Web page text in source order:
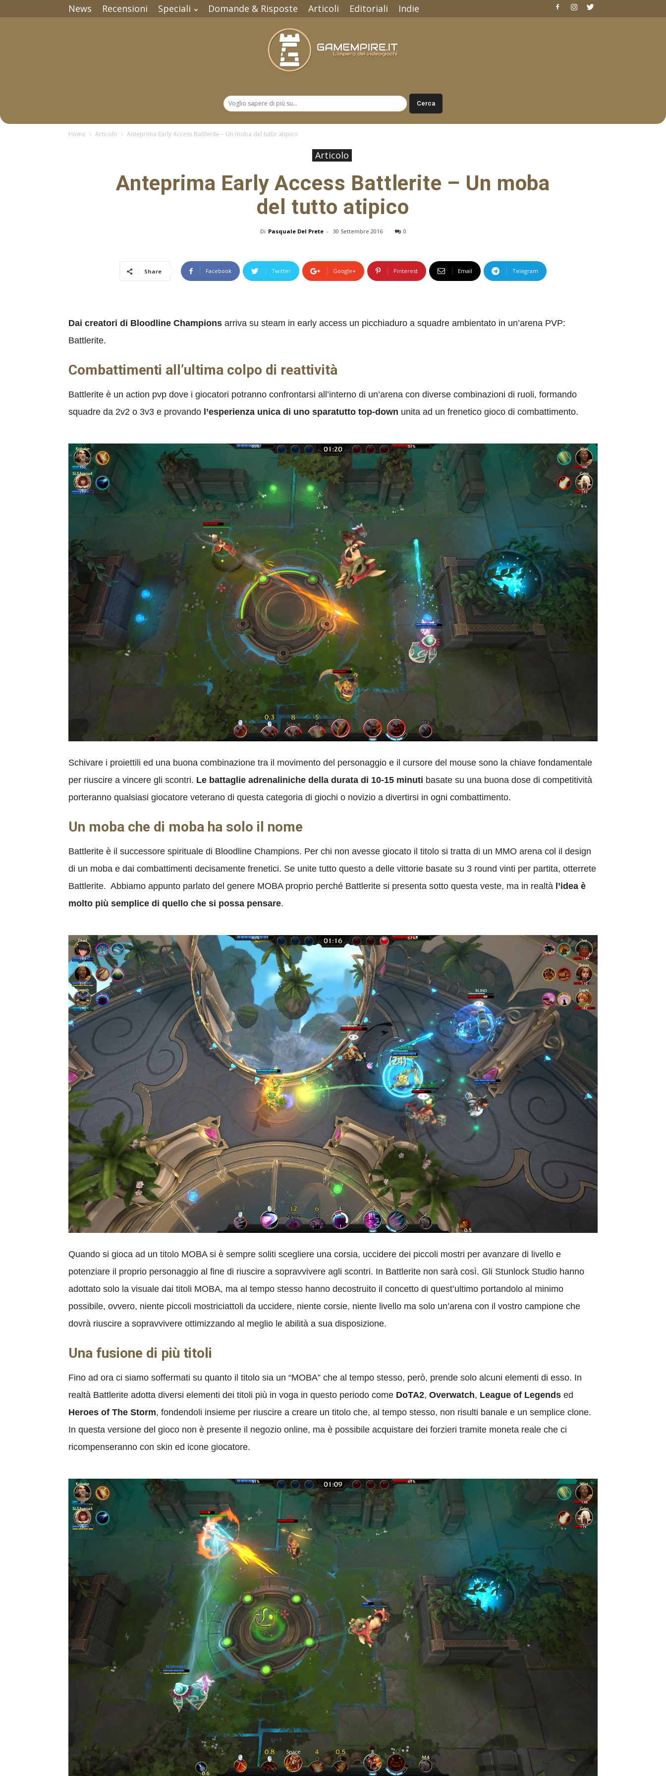
News Recensioni Speciali Domande & Risposte Articoli Editoriali Indie
Home Articolo Anteprima Early Access Battlerite – Un moba del tutto atipico
Articolo
Anteprima Early Access Battlerite – Un moba
del tutto atipico
Di Pasquale Del Prete - 30 Settembre 2016 0
Share Facebook Twitter Google+ Pinterest Email Telegram
Dai creatori di Bloodline Champions arriva su steam in early access un picchiaduro a squadre ambientato in un’arena PVP:
Battlerite.
Combattimenti all’ultima colpo di reattività
Battlerite è un action pvp dove i giocatori potranno confrontarsi all’interno di un’arena con diverse combinazioni di ruoli, formando
squadre da 2v2 o 3v3 e provando l’esperienza unica di uno sparatutto top-down unita ad un frenetico gioco di combattimento.
Schivare i proiettili ed una buona combinazione tra il movimento del personaggio e il cursore del mouse sono la chiave fondamentale
per riuscire a vincere gli scontri. Le battaglie adrenaliniche della durata di 10-15 minuti basate su una buona dose di competitività
porteranno qualsiasi giocatore veterano di questa categoria di giochi o novizio a divertirsi in ogni combattimento.
Un moba che di moba ha solo il nome
Battlerite è il successore spirituale di Bloodline Champions. Per chi non avesse giocato il titolo si tratta di un MMO arena col il design
di un moba e dai combattimenti decisamente frenetici. Se unite tutto questo a delle vittorie basate su 3 round vinti per partita, otterrete
Battlerite. Abbiamo appunto parlato del genere MOBA proprio perché Battlerite si presenta sotto questa veste, ma in realtà l’idea è
molto più semplice di quello che si possa pensare.
Quando si gioca ad un titolo MOBA si è sempre soliti scegliere una corsia, uccidere dei piccoli mostri per avanzare di livello e
potenziare il proprio personaggio al fine di riuscire a sopravvivere agli scontri. In Battlerite non sarà così. Gli Stunlock Studio hanno
adottato solo la visuale dai titoli MOBA, ma al tempo stesso hanno decostruito il concetto di quest’ultimo portandolo al minimo
possibile, ovvero, niente piccoli mostriciattoli da uccidere, niente corsie, niente livello ma solo un’arena con il vostro campione che
dovrà riuscire a sopravvivere ottimizzando al meglio le abilità a sua disposizione.
Una fusione di più titoli
Fino ad ora ci siamo soffermati su quanto il titolo sia un “MOBA” che al tempo stesso, però, prende solo alcuni elementi di esso. In
realtà Battlerite adotta diversi elementi dei titoli più in voga in questo periodo come DoTA2, Overwatch, League of Legends ed
Heroes of The Storm, fondendoli insieme per riuscire a creare un titolo che, al tempo stesso, non risulti banale e un semplice clone.
In questa versione del gioco non è presente il negozio online, ma è possibile acquistare dei forzieri tramite moneta reale che ci
ricompenseranno con skin ed icone giocatore.